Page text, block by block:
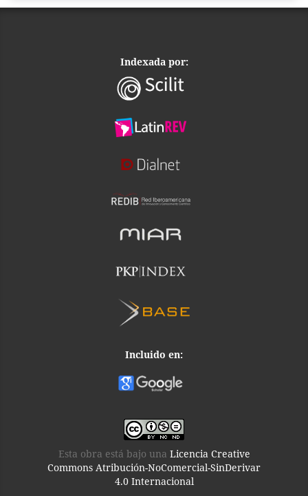
Indexada por:
Incluido en:
Esta obra está bajo una Licencia Creative
Commons Atribución-NoComercial-SinDerivar
4.0 Internacional